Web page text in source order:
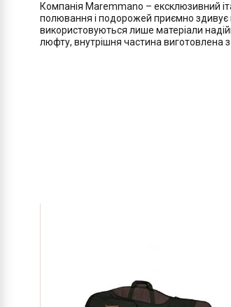
Компанія Maremmano – ексклюзивний
полювання і подорожей приємно здивує
використовуються лише матеріали
люфту, внутрішня частина виготовлена